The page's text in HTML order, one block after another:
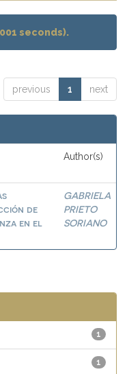
seconds).
previous 1 next
Author(s)
de
en el
GABRIELA
PRIETO
SORIANO
1
1